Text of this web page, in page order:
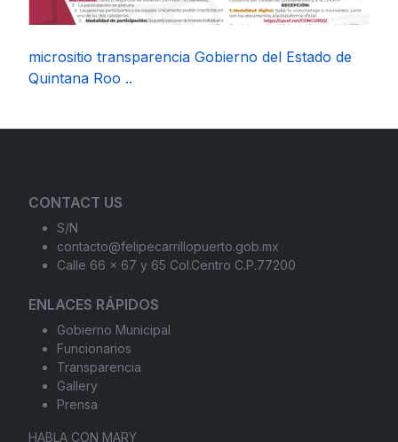
micrositio transparencia Gobierno del Estado de
Quintana Roo ..
CONTACT US
S/N
contacto@felipecarrillopuerto.gob.mx
Calle 66 x 67 y 65 Col.Centro C.P.77200
ENLACES RÁPIDOS
Gobierno Municipal
Funcionarios
Transparencia
Gallery
Prensa
HABLA CON MARY